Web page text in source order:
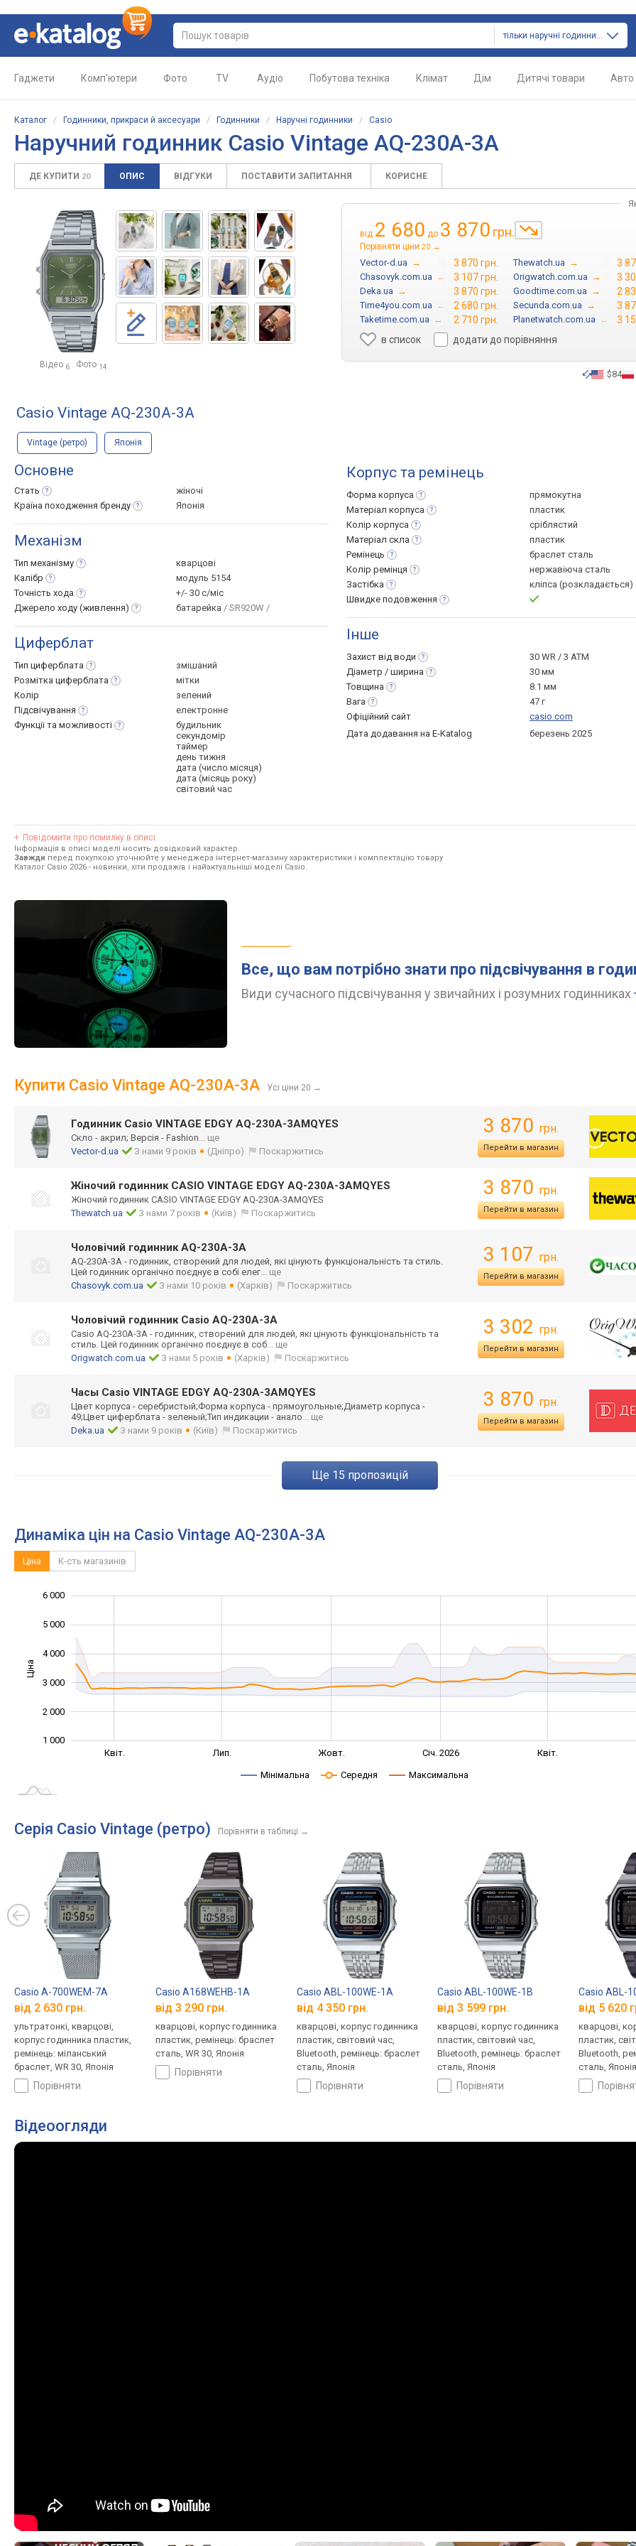
тільки наручні годинники
Гаджети Комп'ютери Фото TV Аудіо Побутова техніка Клімат Дім Дитячі товари Авто
Каталог / Годинники, прикраси й аксесуари / Годинники / Наручні годинники / Casio
Наручний годинник Casio Vintage AQ-230A-3A
ДЕ КУПИТИ 20 ОПИС ВІДГУКИ ПОСТАВИТИ ЗАПИТАННЯ КОРИСНЕ
Відео 6 Фото 14
від 2 680 до 3 870 грн.
Порівняти ціни 20 →
Vector-d.ua → 3 870 грн. Thewatch.ua → 3
Chasovyk.com.ua → 3 107 грн. Origwatch.com.ua → 3
Deka.ua → 3 870 грн. Goodtime.com.ua → 2
Time4you.com.ua → 2 680 грн. Secunda.com.ua → 3
Taketime.com.ua → 2 710 грн. Planetwatch.com.ua →
3
в список
додати до порівняння
$84
Casio Vintage AQ-230A-3A
Vintage (ретро) Японія
Основне
Стать
жіночі
Країна походження бренду Японія
Механізм
Тип механізму
кварцові
Калібр
модуль 5154
Точність хода
+/- 30 с/міс
Джерело ходу (живлення) батарейка / SR920W /
Циферблат
Тип циферблата
змішаний
Розмітка циферблата
мітки
Колір
зелений
Підсвічування
електронне
Функції та можливості
будильник
секундомір
таймер
день тижня
дата (число місяця)
дата (місяць року)
світовий час
Корпус та ремінець
Форма корпуса
прямокутна
Матеріал корпуса
пластик
Колір корпуса
сріблястий
Матеріал скла
пластик
Ремінець
браслет сталь
Колір ремінця
нержавіюча сталь
Застібка
кліпса (розкладається)
Швидке подовження
Інше
Захист від води
30 WR / 3 ATM
Діаметр / ширина
30 мм
Товщина
8.1 мм
Вага
47 г
Офіційний сайт
casio.com
Дата додавання на E-Katalog
березень 2025
Повідомити про помилку в описі
Інформація в описі моделі носить довідковий характер.
Завжди перед покупкою уточнюйте у менеджера інтернет-магазину характеристики і комплектацію товару
Каталог Casio 2026 - новинки, хіти продажів і найактуальніші моделі Casio.
Все, що вам потрібно знати про підсвічування в
Види сучасного підсвічування у звичайних і розумних годинниках
Купити Casio Vintage AQ-230A-3A Усі ціни 20 →
Годинник Casio VINTAGE EDGY AQ-230A-3AMQYES
Скло - акрил; Версія - Fashion... ще
Vector-d.ua
З нами 9 років (Дніпро) Поскаржитись
3 870 грн.
Перейти в магазин
Жіночий годинник CASIO VINTAGE EDGY AQ-230A-3AMQYES
Жіночий годинник CASIO VINTAGE EDGY AQ-230A-3AMQYES
Thewatch.ua
З нами 7 років (Київ) Поскаржитись
3 870 грн.
Перейти в магазин
Чоловічий годинник AQ-230A-3A
AQ-230A-3A - годинник, створений для людей, які цінують функціональність та стиль.
Цей годинник органічно поєднує в собі елег... ще
Chasovyk.com.ua
З нами 10 років (Харків) Поскаржитись
3 107 грн.
Перейти в магазин
Чоловічий годинник Casio AQ-230A-3A
Casio AQ-230A-3A - годинник, створений для людей, які цінують функціональність та
стиль. Цей годинник органічно поєднує в соб... ще
Origwatch.com.ua
З нами 5 років (Харків) Поскаржитись
3 302 грн.
Перейти в магазин
Часы Casio VINTAGE EDGY AQ-230A-3AMQYES
Цвет корпуса - серебристый;Форма корпуса - прямоугольные;Диаметр корпуса -
49;Цвет циферблата - зеленый;Тип индикации - анало... ще
Deka.ua
З нами 9 років (Київ) Поскаржитись
3 870 грн.
Перейти в магазин
ще 15 пропозицій
Динаміка цін на Casio Vintage AQ-230A-3A
Ціна К-сть магазинів
Ціна
1 000
2 000
3 000
4 000
5 000
6 000
Квіт. Лип. Жовт. Січ. 2026 Квіт.
Мінімальна Середня Максимальна
Серія Casio Vintage (ретро) Порівняти в таблиці →
Casio A-700WEM-7A
від 2 630 грн.
ультратонкі, кварцові,
корпус годинника пластик,
ремінець: міланський
браслет, WR 30, Японія
порівняти
Casio A168WEHB-1A
від 3 290 грн.
кварцові, корпус годинника
пластик, ремінець: браслет
сталь, WR 30, Японія
порівняти
Casio ABL-100WE-1A
від 4 350 грн.
кварцові, корпус годинника
пластик, світовий час,
Bluetooth, ремінець: браслет
сталь, Японія
порівняти
Casio ABL-100WE-1B
від 3 599 грн.
кварцові, корпус годинника
пластик, світовий час,
Bluetooth, ремінець: браслет
сталь, Японія
порівняти
Casio ABL-
від 5 620
кварцові,
пластик,
Bluetooth,
сталь,
Відеоогляди